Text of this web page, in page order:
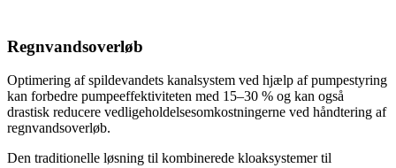
Regnvandsoverløb
Optimering af spildevandets kanalsystem ved hjælp af pumpestyring
kan forbedre pumpeeffektiviteten med 15–30 % og kan også
drastisk reducere vedligeholdelsesomkostningerne ved håndtering af
regnvandsoverløb.
Den traditionelle løsning til kombinerede kloaksystemer til